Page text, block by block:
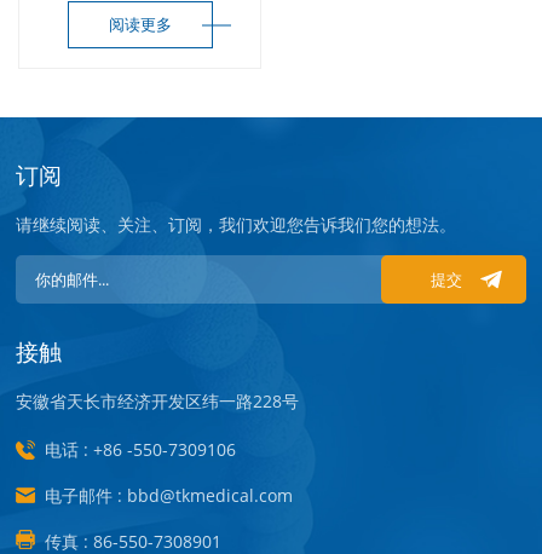
阅读更多
订阅
请继续阅读、关注、订阅，我们欢迎您告诉我们您的想法。
提交
接触
安徽省天长市经济开发区纬一路228号
电话 : +86 -550-7309106
电子邮件 : bbd@tkmedical.com
传真 : 86-550-7308901